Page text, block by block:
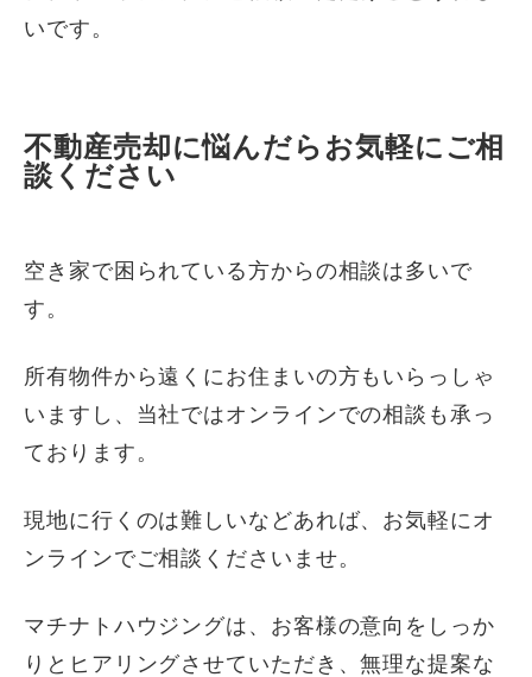
いです。
不動産売却に悩んだらお気軽にご相
談ください
空き家で困られている方からの相談は多いで
す。
所有物件から遠くにお住まいの方もいらっしゃ
いますし、当社ではオンラインでの相談も承っ
ております。
現地に行くのは難しいなどあれば、お気軽にオ
ンラインでご相談くださいませ。
マチナトハウジングは、お客様の意向をしっか
りとヒアリングさせていただき、無理な提案な